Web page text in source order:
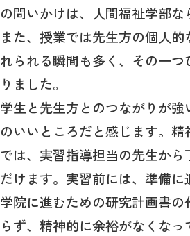
の問いかけは、人間福祉学部な
また、授業では先生方の個人
れられる瞬間も多く、その一
りました。
学生と先生方とのつながりが
のいいところだと感じます。
では、実習指導担当の先生か
だけます。実習前には、準備
学院に進むための研究計画書
らず、精神的に余裕がなくな